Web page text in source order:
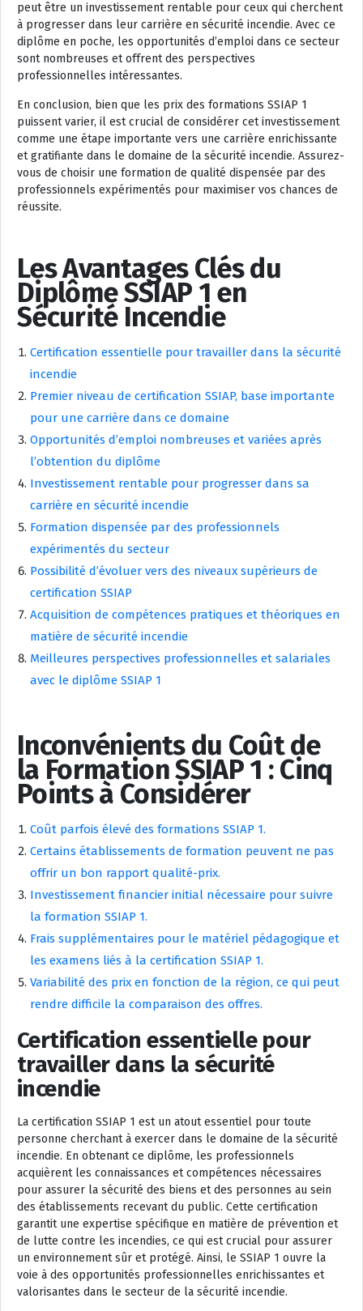
peut être un investissement rentable pour ceux qui cherchent
à progresser dans leur carrière en sécurité incendie. Avec ce
diplôme en poche, les opportunités d’emploi dans ce secteur
sont nombreuses et offrent des perspectives
professionnelles intéressantes.
En conclusion, bien que les prix des formations SSIAP 1
puissent varier, il est crucial de considérer cet investissement
comme une étape importante vers une carrière enrichissante
et gratifiante dans le domaine de la sécurité incendie. Assurez-
vous de choisir une formation de qualité dispensée par des
professionnels expérimentés pour maximiser vos chances de
réussite.
Les Avantages Clés du
Diplôme SSIAP 1 en
Sécurité Incendie
Certification essentielle pour travailler dans la sécurité
incendie
Premier niveau de certification SSIAP, base importante
pour une carrière dans ce domaine
Opportunités d’emploi nombreuses et variées après
l’obtention du diplôme
Investissement rentable pour progresser dans sa
carrière en sécurité incendie
Formation dispensée par des professionnels
expérimentés du secteur
Possibilité d’évoluer vers des niveaux supérieurs de
certification SSIAP
Acquisition de compétences pratiques et théoriques en
matière de sécurité incendie
Meilleures perspectives professionnelles et salariales
avec le diplôme SSIAP 1
Inconvénients du Coût de
la Formation SSIAP 1 : Cinq
Points à Considérer
Coût parfois élevé des formations SSIAP 1.
Certains établissements de formation peuvent ne pas
offrir un bon rapport qualité-prix.
Investissement financier initial nécessaire pour suivre
la formation SSIAP 1.
Frais supplémentaires pour le matériel pédagogique et
les examens liés à la certification SSIAP 1.
Variabilité des prix en fonction de la région, ce qui peut
rendre difficile la comparaison des offres.
Certification essentielle pour
travailler dans la sécurité
incendie
La certification SSIAP 1 est un atout essentiel pour toute
personne cherchant à exercer dans le domaine de la sécurité
incendie. En obtenant ce diplôme, les professionnels
acquièrent les connaissances et compétences nécessaires
pour assurer la sécurité des biens et des personnes au sein
des établissements recevant du public. Cette certification
garantit une expertise spécifique en matière de prévention et
de lutte contre les incendies, ce qui est crucial pour assurer
un environnement sûr et protégé. Ainsi, le SSIAP 1 ouvre la
voie à des opportunités professionnelles enrichissantes et
valorisantes dans le secteur de la sécurité incendie.